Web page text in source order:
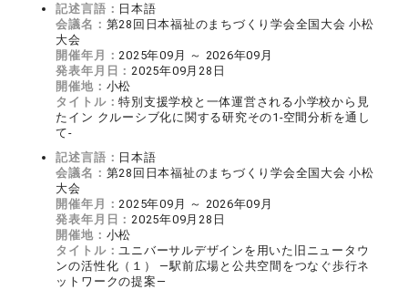
記述言語： 日本語
会議名： 第28回日本福祉のまちづくり学会全国大会 小松
大会
開催年月：2025年09月 ～ 2026年09月
発表年月日：2025年09月28日
開催地： 小松
タイトル：特別支援学校と一体運営される小学校から見
たイン クルーシブ化に関する研究その1-空間分析を通し
て-
記述言語： 日本語
会議名： 第28回日本福祉のまちづくり学会全国大会 小松
大会
開催年月：2025年09月 ～ 2026年09月
発表年月日：2025年09月28日
開催地： 小松
タイトル：ユニバーサルデザインを用いた旧ニュータウ
ンの活性化（１） ―駅前広場と公共空間をつなぐ歩行ネ
ットワークの提案―